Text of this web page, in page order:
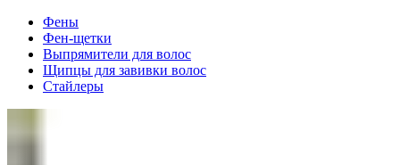
Фены
Фен-щетки
Выпрямители для волос
Щипцы для завивки волос
Стайлеры